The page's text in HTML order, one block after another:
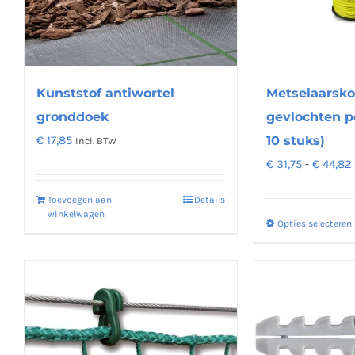
Deze
optie
kan
gekozen
worden
Kunststof antiwortel
gronddoek
€ 17,85 Incl. BTW
Toevoegen aan
winkelwagen
Details
gevlochten
10 stuks)
€ 31,75 - € 44,82
Opties selecteren